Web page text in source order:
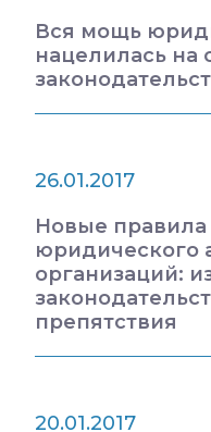
Вся мощь
нацелилась на
26.01.2017
Новые
юридического
организаций:
препятствия
20.01.2017